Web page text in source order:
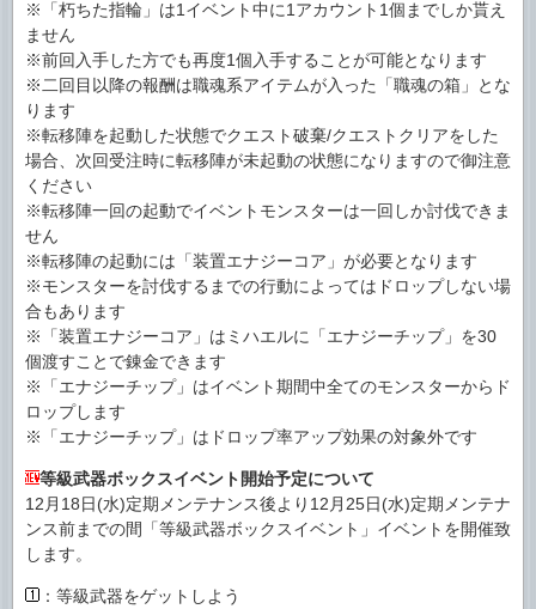
※「朽ちた指輪」は1イベント中に1アカウント1個までしか貰え
ません
※前回入手した方でも再度1個入手することが可能となります
※二回目以降の報酬は職魂系アイテムが入った「職魂の箱」とな
ります
※転移陣を起動した状態でクエスト破棄/クエストクリアをした
場合、次回受注時に転移陣が未起動の状態になりますので御注意
ください
※転移陣一回の起動でイベントモンスターは一回しか討伐できま
せん
※転移陣の起動には「装置エナジーコア」が必要となります
※モンスターを討伐するまでの行動によってはドロップしない場
合もあります
※「装置エナジーコア」はミハエルに「エナジーチップ」を30
個渡すことで錬金できます
※「エナジーチップ」はイベント期間中全てのモンスターからド
ロップします
※「エナジーチップ」はドロップ率アップ効果の対象外です
等級武器ボックスイベント開始予定について
12月18日(水)定期メンテナンス後より12月25日(水)定期メンテナ
ンス前までの間「等級武器ボックスイベント」イベントを開催致
します。
：等級武器をゲットしよう